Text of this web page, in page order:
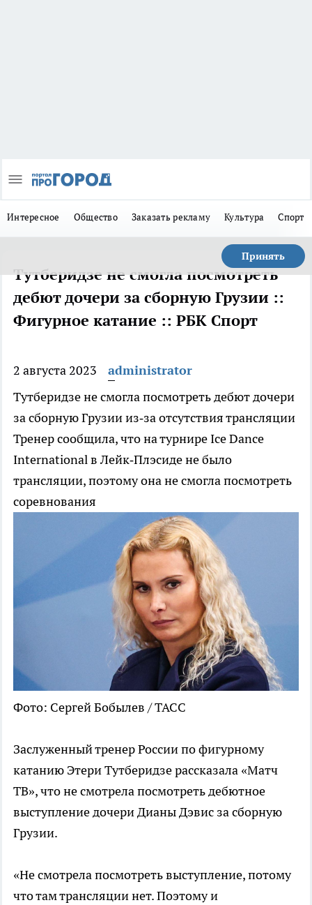
Интересное Общество Заказать рекламу Культура Спорт
Принять
Тутберидзе не смогла посмотреть
дебют дочери за сборную Грузии ::
Фигурное катание :: РБК Спорт
2 августа 2023
administrator
Тутберидзе не смогла посмотреть дебют дочери
за сборную Грузии из‑за отсутствия трансляции
Тренер сообщила, что на турнире Ice Dance
International в Лейк‑Плэсиде не было
трансляции, поэтому она не смогла посмотреть
соревнования
Фото: Сергей Бобылев / ТАСС
Заслуженный тренер России по фигурному
катанию Этери Тутберидзе рассказала «Матч
ТВ», что не смотрела посмотреть дебютное
выступление дочери Дианы Дэвис за сборную
Грузии.
«Не смотрела посмотреть выступление, потому
что там трансляции нет. Поэтому и